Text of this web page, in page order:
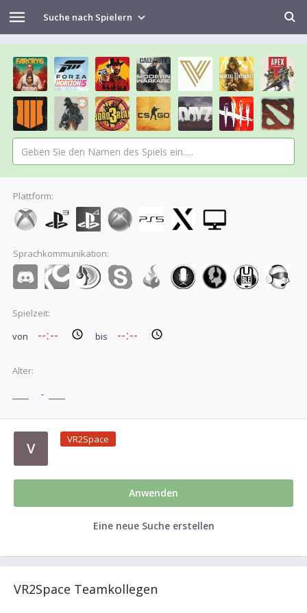
Suche nach Spielern
Plattform:
Sprachkommunikation:
Spielzeit:
von
bis
Alter:
-
V VR2Space
Anwenden
Eine neue Suche erstellen
VR2Space Teamkollegen